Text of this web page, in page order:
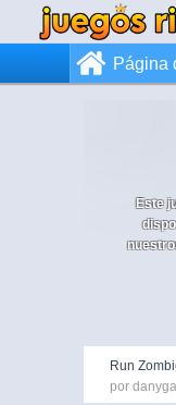
Página
Este
Run
por